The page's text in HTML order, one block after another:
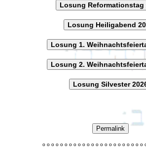
Losung Reformationstag
Losung Heiligabend
Losung 1.
Losung 2.
Losung Silvester
Permalink
o o o o o o o o o o o o o o o o o o o o o o o